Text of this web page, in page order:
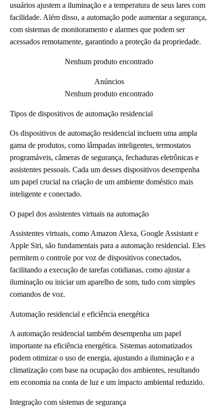
usuários ajustem a iluminação e a temperatura de seus lares com
facilidade. Além disso, a automação pode aumentar a segurança,
com sistemas de monitoramento e alarmes que podem ser
acessados remotamente, garantindo a proteção da propriedade.
Nenhum produto encontrado
Anúncios
Nenhum produto encontrado
Tipos de dispositivos de automação residencial
Os dispositivos de automação residencial incluem uma ampla
gama de produtos, como lâmpadas inteligentes, termostatos
programáveis, câmeras de segurança, fechaduras eletrônicas e
assistentes pessoais. Cada um desses dispositivos desempenha
um papel crucial na criação de um ambiente doméstico mais
inteligente e conectado.
O papel dos assistentes virtuais na automação
Assistentes virtuais, como Amazon Alexa, Google Assistant e
Apple Siri, são fundamentais para a automação residencial. Eles
permitem o controle por voz de dispositivos conectados,
facilitando a execução de tarefas cotidianas, como ajustar a
iluminação ou iniciar um aparelho de som, tudo com simples
comandos de voz.
Automação residencial e eficiência energética
A automação residencial também desempenha um papel
importante na eficiência energética. Sistemas automatizados
podem otimizar o uso de energia, ajustando a iluminação e a
climatização com base na ocupação dos ambientes, resultando
em economia na conta de luz e um impacto ambiental reduzido.
Integração com sistemas de segurança